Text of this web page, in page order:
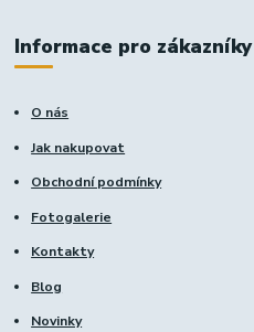
Informace pro zákazníky
O nás
Jak nakupovat
Obchodní podmínky
Fotogalerie
Kontakty
Blog
Novinky